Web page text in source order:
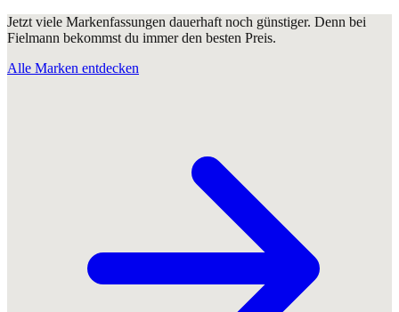
Jetzt viele Markenfassungen dauerhaft noch günstiger. Denn bei
Fielmann bekommst du immer den besten Preis.
Alle Marken entdecken